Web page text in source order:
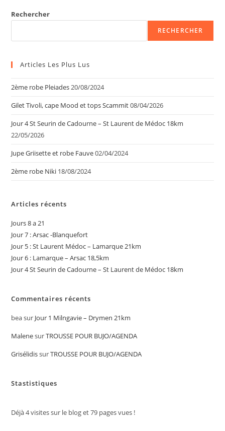
Rechercher
RECHERCHER
Articles Les Plus Lus
2ème robe Pleiades 20/08/2024
Gilet Tivoli, cape Mood et tops Scammit08/04/2026
Jour 4 St Seurin de Cadourne – St Laurent de Médoc 18km
22/05/2026
Jupe Griisette et robe Fauve02/04/2024
2ème robe Niki 18/08/2024
Articles récents
Jours 8 a 21
Jour 7 : Arsac -Blanquefort
Jour 5 : St Laurent Médoc – Lamarque 21km
Jour 6 : Lamarque – Arsac 18,5km
Jour 4 St Seurin de Cadourne – St Laurent de Médoc 18km
Commentaires récents
beasur Jour 1 Milngavie – Drymen 21km
MalenesurTROUSSE POUR BUJO/AGENDA
GrisélidissurTROUSSE POUR BUJO/AGENDA
Stastistiques
Déjà4visites sur le blog et79 pages vues !